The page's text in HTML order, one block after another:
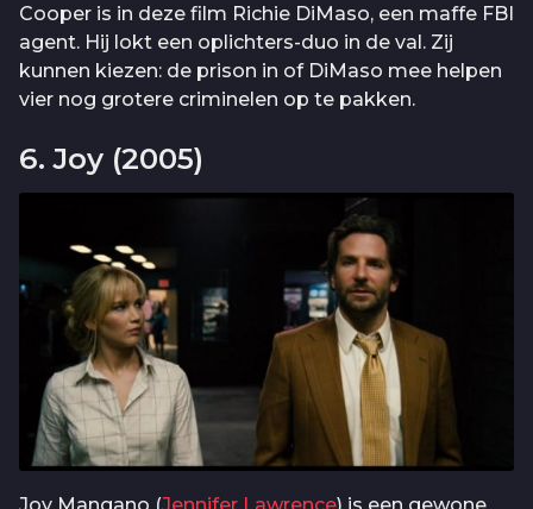
Cooper is in deze film Richie DiMaso, een maffe FBI
agent. Hij lokt een oplichters-duo in de val. Zij
kunnen kiezen: de prison in of DiMaso mee helpen
vier nog grotere criminelen op te pakken.
6. Joy (2005)
Joy Mangano (Jennifer Lawrence) is een gewone